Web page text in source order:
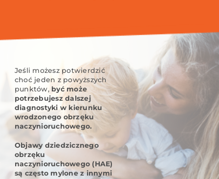
Jeśli możesz potwierdzić
choć jeden z powyższych
punktów, być może
potrzebujesz dalszej
diagnostyki w kierunku
wrodzonego obrzęku
naczynioruchowego.
Objawy dziedzicznego
obrzęku
naczynioruchowego (HAE)
są często mylone z innymi